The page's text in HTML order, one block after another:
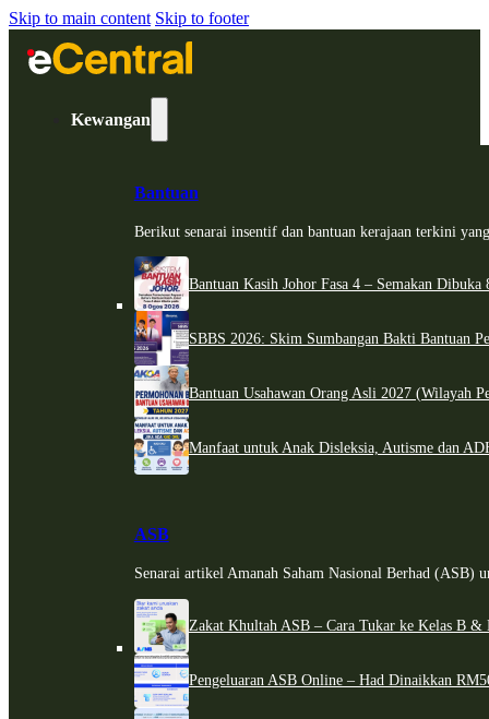
Skip to main content Skip to footer
Kewangan
Bantuan
Berikut senarai insentif dan bantuan kerajaan terkini
Bantuan Kasih Johor Fasa 4 – Semakan
SBBS 2026: Skim Sumbangan Bakti Bantuan
Bantuan Usahawan Orang Asli 2027 (Wilayah
Manfaat untuk Anak Disleksia, Autisme dan
ASB
Senarai artikel Amanah Saham Nasional Berhad (ASB)
Zakat Khultah ASB – Cara Tukar ke Kelas B &
Pengeluaran ASB Online – Had Dinaikkan